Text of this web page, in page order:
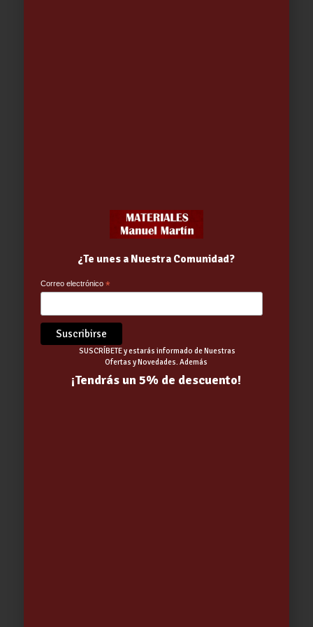
¿Te unes a Nuestra Comunidad?
Correo electrónico*
SUSCRÍBETE y estarás informado de Nuestras
Ofertas y Novedades. Además
¡Tendrás un 5% de descuento!